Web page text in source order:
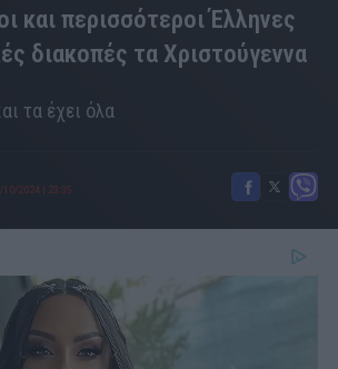
και περισσότεροι Έλληνες
διακοπές τα Χριστούγεννα
τα έχει όλα
10/2024 23:35